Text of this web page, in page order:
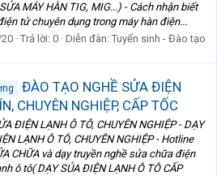
MÁY HÀN TIG, MIG...) - Cách nhận biết
tử chuyên dụng trong máy hàn điện...
Trả lời: 0 Diễn đàn: Tuyển sinh - Đào tạo
ĐÀO TẠO NGHỀ SỬA ĐIỆN
CHUYÊN NGHIỆP, CẤP TỐC
ĐIỆN LẠNH Ô TÔ, CHUYÊN NGHIỆP - DẠY
LẠNH Ô TÔ, CHUYÊN NGHIỆP - Hotline
CHỮA và dạy truyền nghề sửa chữa điện
ô tô( DẠY SỦA ĐIỆN LẠNH Ô TÔ CẤP